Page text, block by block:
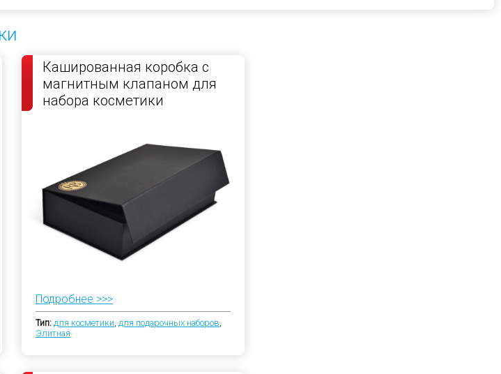
Кашированная коробка с
магнитным клапаном для
набора косметики
Подробнее >>>
Тип: для косметики для подарочных наборов
Элитная